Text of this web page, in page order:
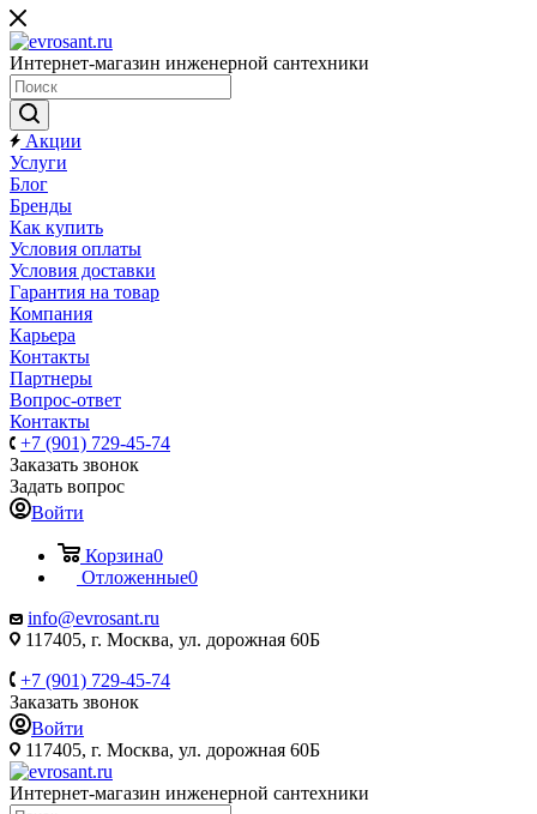
Интернет-магазин инженерной сантехники
Акции
Услуги
Блог
Бренды
Как купить
Условия оплаты
Условия доставки
Гарантия на товар
Компания
Карьера
Контакты
Партнеры
Вопрос-ответ
Контакты
+7 (901) 729-45-74
Заказать звонок
Задать вопрос
Войти
Корзина0
Отложенные0
info@evrosant.ru
117405, г. Москва, ул. дорожная 60Б
+7 (901) 729-45-74
Заказать звонок
Войти
117405, г. Москва, ул. дорожная 60Б
Интернет-магазин инженерной сантехники